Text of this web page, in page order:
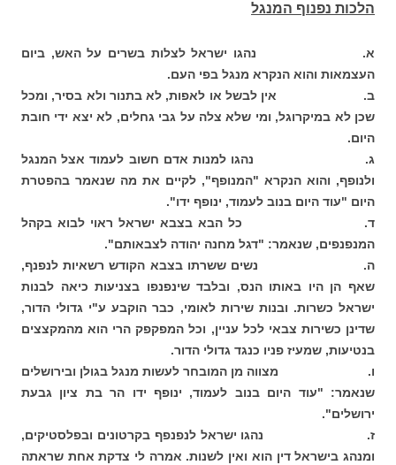
הלכות נפנוף המנגל
א. נהגו ישראל לצלות בשרים על האש, ביום
העצמאות והוא הנקרא מנגל בפי העם.
ב. אין לבשל או לאפות, לא בתנור ולא בסיר, ומכל
שכן לא במיקרוגל, ומי שלא צלה על גבי גחלים, לא יצא ידי חובת
היום.
ג. נהגו למנות אדם חשוב לעמוד אצל המנגל
ולנופף, והוא הנקרא "המנופף", לקיים את מה שנאמר בהפטרת
היום "עוד היום בנוב לעמוד, ינופף ידו".
ד. כל הבא בצבא ישראל ראוי לבוא בקהל
המנפנפים, שנאמר: "דגל מחנה יהודה לצבאותם".
ה. נשים ששרתו בצבא הקודש רשאיות לנפנף,
שאף הן היו באותו הנס, ובלבד שינפנפו בצניעות כיאה לבנות
ישראל כשרות. ובנות שירות לאומי, כבר הוקבע ע"י גדולי הדור,
שדינן כשירות צבאי לכל עניין, וכל המפקפק הרי הוא מהמקצצים
בנטיעות, שמעיז פניו כנגד גדולי הדור.
ו. מצווה מן המובחר לעשות מנגל בגולן ובירושלים
שנאמר: "עוד היום בנוב לעמוד, ינופף ידו הר בת ציון גבעת
ירושלים".
ז. נהגו ישראל לנפנפף בקרטונים ובפלסטיקים,
ומנהג בישראל דין הוא ואין לשנות. אמרה לי צדקת אחת שראתה